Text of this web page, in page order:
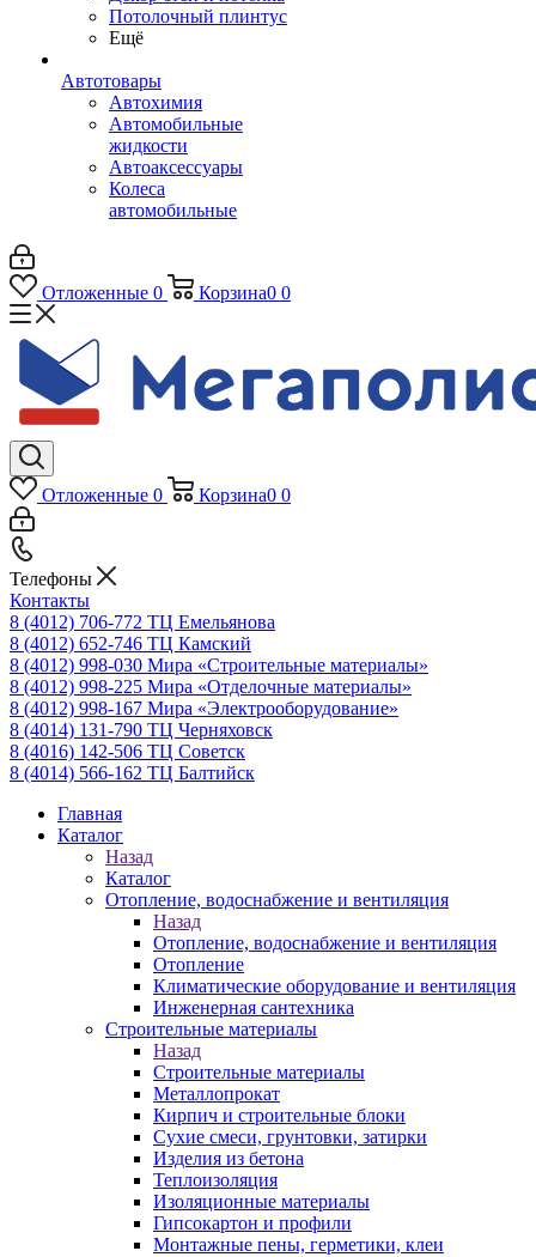
Потолочный плинтус
Ещё
Автотовары
Автохимия
Автомобильные
жидкости
Автоаксессуары
Колеса
автомобильные
Отложенные 0 Корзина0 0
Отложенные 0 Корзина0 0
Телефоны
Контакты
8 (4012) 706-772 ТЦ Емельянова
8 (4012) 652-746 ТЦ Камский
8 (4012) 998-030 Мира «Строительные материалы»
8 (4012) 998-225 Мира «Отделочные материалы»
8 (4012) 998-167 Мира «Электрооборудование»
8 (4014) 131-790 ТЦ Черняховск
8 (4016) 142-506 ТЦ Советск
8 (4014) 566-162 ТЦ Балтийск
Главная
Каталог
Назад
Каталог
Отопление, водоснабжение и вентиляция
Назад
Отопление, водоснабжение и вентиляция
Отопление
Климатические оборудование и вентиляция
Инженерная сантехника
Строительные материалы
Назад
Строительные материалы
Металлопрокат
Кирпич и строительные блоки
Сухие смеси, грунтовки, затирки
Изделия из бетона
Теплоизоляция
Изоляционные материалы
Гипсокартон и профили
Монтажные пены, герметики, клеи